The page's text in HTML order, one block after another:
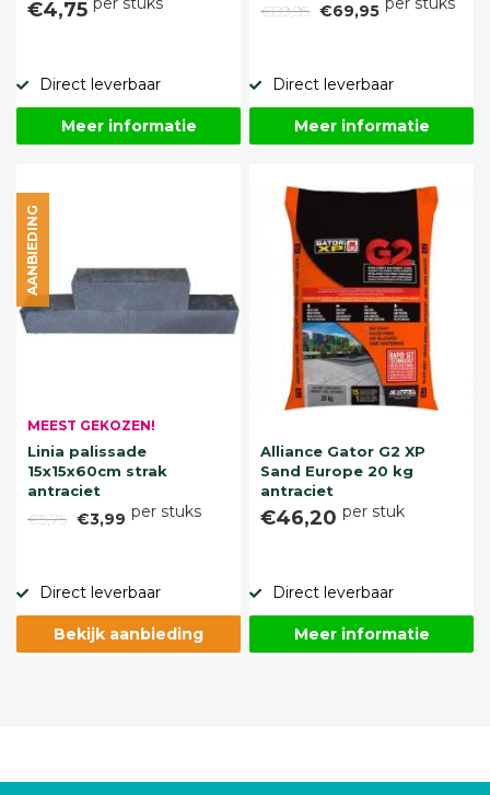
€4,75
Direct leverbaar
Meer informatie
€89,95 €69,95
Direct leverbaar
Meer informatie
MEEST GEKOZEN!
Linia palissade
15x15x60cm strak
antraciet
€5,75 €3,99 per stuks
AANBIEDING
Direct leverbaar
Bekijk aanbieding
Alliance Gator G2 XP
Sand Europe 20 kg
antraciet
€46,20 per stuk
Direct leverbaar
Meer informatie